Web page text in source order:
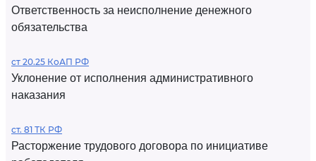
Ответственность за неисполнение денежного
обязательства
ст 20.25 КоАП РФ
Уклонение от исполнения административного
наказания
ст. 81 ТК РФ
Расторжение трудового договора по инициативе